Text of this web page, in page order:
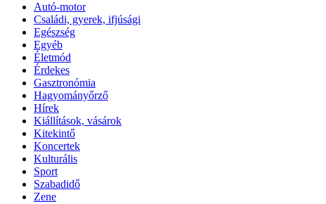
Autó-motor
Családi, gyerek, ifjúsági
Egészség
Egyéb
Életmód
Érdekes
Gasztronómia
Hagyományőrző
Hírek
Kiállítások, vásárok
Kitekintő
Koncertek
Kulturális
Sport
Szabadidő
Zene